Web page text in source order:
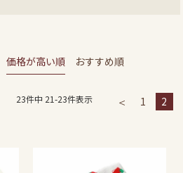
価格が高い順 おすすめ順
23件中 21-23件表示 1 2